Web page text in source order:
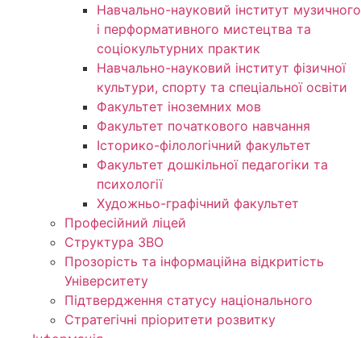
Навчально-науковий інститут музичного
і перформативного мистецтва та
соціокультурних практик
Навчально-науковий інститут фізичної
культури, спорту та спеціальної освіти
Факультет іноземних мов
Факультет початкового навчання
Історико-філологічний факультет
Факультет дошкільної педагогіки та
психології
Художньо-графічний факультет
Професійний ліцей
Структура ЗВО
Прозорість та інформаційна відкритість
Університету
Підтвердження статусу національного
Стратегічні пріоритети розвитку